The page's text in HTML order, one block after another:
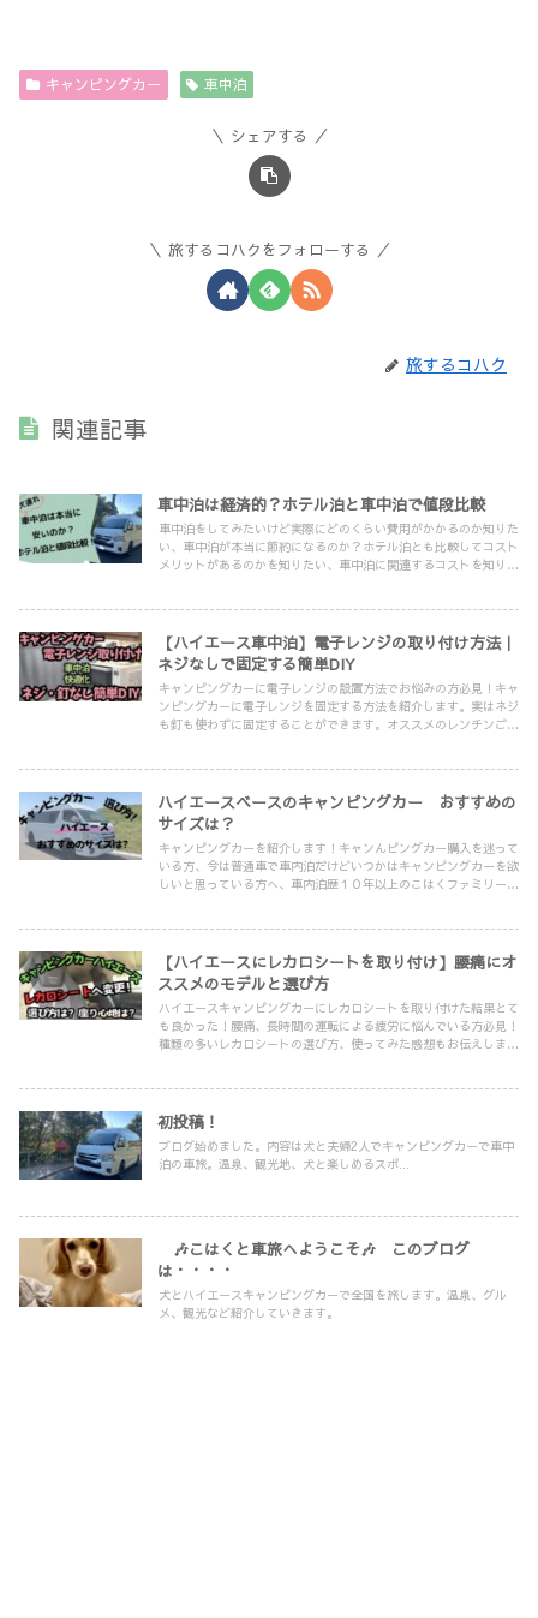
キャンピングカー 車中泊
シェアする
旅するコハクをフォローする
旅するコハク
関連記事
車中泊は経済的？ホテル泊と車中泊で値段比較
車中泊をしてみたいけど実際にどのくらい費用がかかるのか知りた
い、車中泊が本当に節約になるのか？ホテル泊とも比較してコスト
メリットがあるのかを知りたい、車中泊に関連するコストを知りた
【ハイエース車中泊】電子レンジの取り付け方法｜
ネジなしで固定する簡単DIY
キャンピングカーに電子レンジの設置方法でお悩みの方必見！キャ
ンピングカーに電子レンジを固定する方法を紹介します。実はネジ
も釘も使わずに固定することができます。オススメのレンチンご飯
ハイエースベースのキャンピングカー おすすめの
サイズは？
キャンピングカーを紹介します！キャンんピングカー購入を迷って
いる方、今は普通車で車内泊だけどいつかはキャンピングカーを欲
しいと思っている方へ、車内泊歴１０年以上のこはくファミリーが
【ハイエースにレカロシートを取り付け】腰痛にオ
ススメのモデルと選び方
ハイエースキャンピングカーにレカロシートを取り付けた結果とて
も良かった！腰痛、長時間の運転による疲労に悩んでいる方必見！
種類の多いレカロシートの選び方、使ってみた感想もお伝えしま
初投稿！
ブログ始めました。内容は犬と夫婦2人でキャンピングカーで車中
泊の車旅。温泉、観光地、犬と楽しめるスポ...
🎶こはくと車旅へようこそ🎶 このブログ
は・・・・
犬とハイエースキャンピングカーで全国を旅します。温泉、グル
メ、観光など紹介していきます。